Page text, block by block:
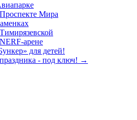
Мира
арене
для детей!
- под ключ! →